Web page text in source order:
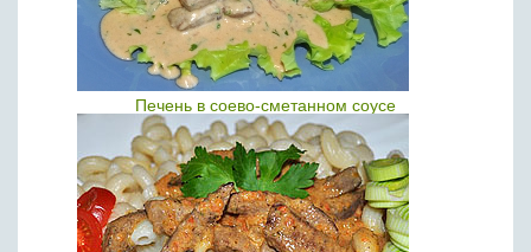
Печень в соево-сметанном соусе